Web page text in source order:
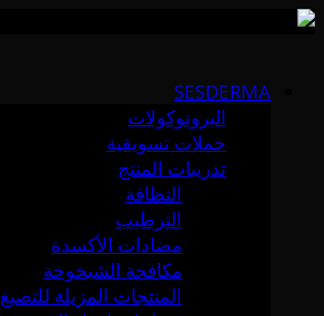
content
SESDERMA
البروتوكولات
حملات تسويقية
تدريبات المنتج
النظافة
الترطيب
مضادات الأكسدة
مكافحة الشيخوخة
المنتجات المزيلة للتصبغ